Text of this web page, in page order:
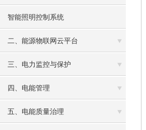
智能照明控制系统
二、能源物联网云平台
三、电力监控与保护
四、电能管理
五、电能质量治理